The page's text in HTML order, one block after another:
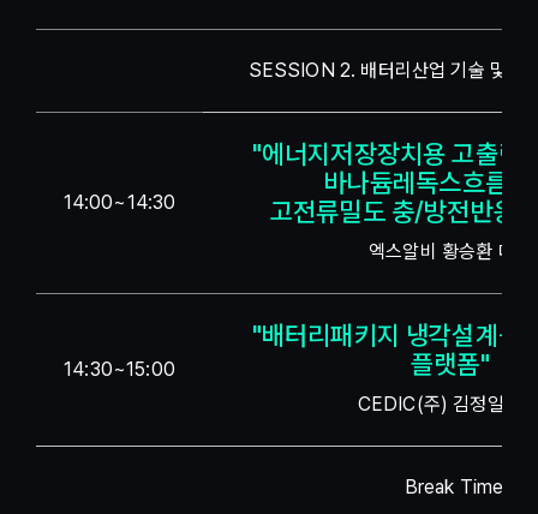
SESSION 2. 배터리산업 기술 및 소
14:00~14:30
"에너지저장장치용 고출력
바나듐레독스흐름전
고전류밀도 충/방전반응
엑스알비 황승환 대표
14:30~15:00
"배터리패키지 냉각설계를
플랫폼"
CEDIC(주) 김정일 상
Break Time